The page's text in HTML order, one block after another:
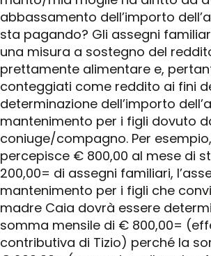
abbassamento dell’importo
sta pagando? Gli assegni
una misura a sostegno del
prettamente alimentare e,
conteggiati come reddito ai fini
determinazione dell’importo
mantenimento per i figli dovuto
coniuge/compagno. Per
percepisce € 800,00 al mese di
200,00= di assegni familiari,
mantenimento per i figli che
madre Caia dovrà essere
somma mensile di € 800,00=
contributiva di Tizio) perché la